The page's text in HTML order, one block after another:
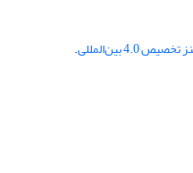
4.0 بین‌المللی .